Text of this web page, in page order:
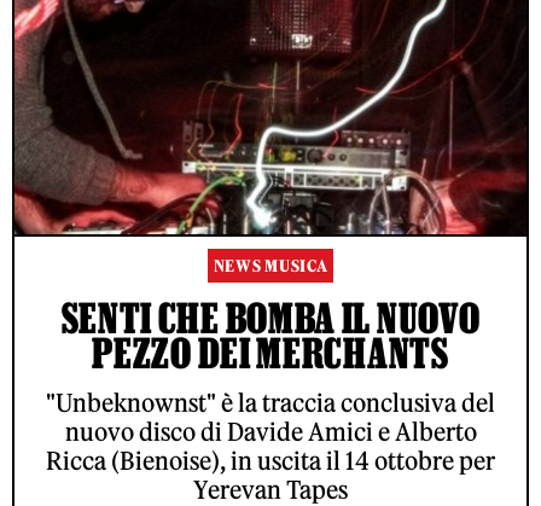
NEWS MUSICA
SENTI CHE BOMBA IL NUOVO
PEZZO DEI MERCHANTS
"Unbeknownst" è la traccia conclusiva del
nuovo disco di Davide Amici e Alberto
Ricca (Bienoise), in uscita il 14 ottobre per
Yerevan Tapes